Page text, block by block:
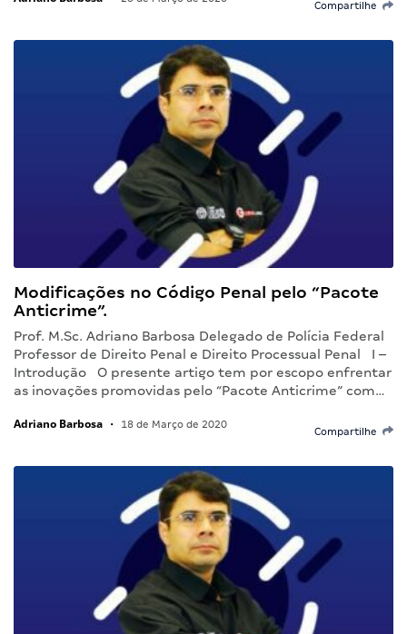
Compartilhe
Modificações no Código Penal pelo “Pacote
Anticrime”.
Prof. M.Sc. Adriano Barbosa Delegado de Polícia Federal
Professor de Direito Penal e Direito Processual Penal I –
Introdução O presente artigo tem por escopo enfrentar
as inovações promovidas pelo “Pacote Anticrime” com…
Adriano Barbosa • 18 de Março de 2020
Compartilhe